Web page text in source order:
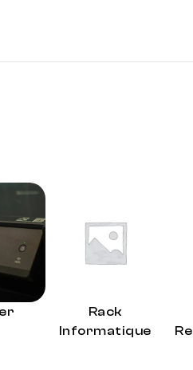
Rack
Informatique